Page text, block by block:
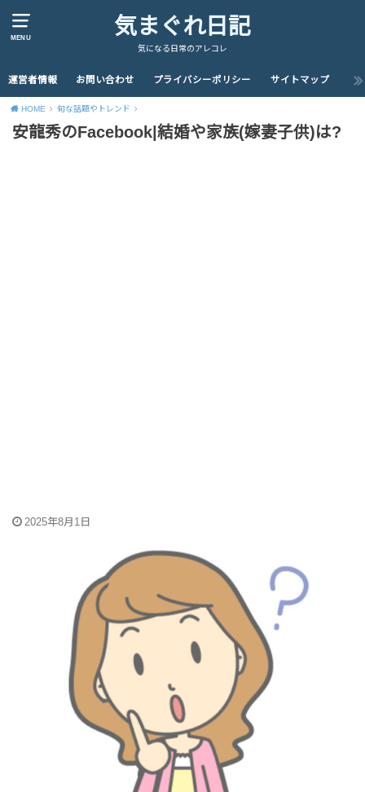
MENU 気まぐれ日記
気になる日常のアレコレ
運営者情報 お問い合わせ プライバシーポリシー サイトマップ
HOME 旬な話題やトレンド
安龍秀のFacebook|結婚や家族(嫁妻子供)は?
2025年8月1日